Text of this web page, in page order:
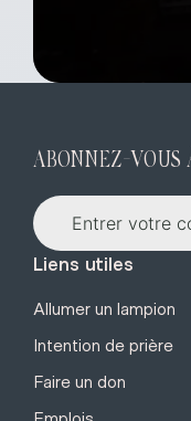
ABONNEZ-VOUS
Liens utiles
Allumer un lampion
Intention de prière
Faire un don